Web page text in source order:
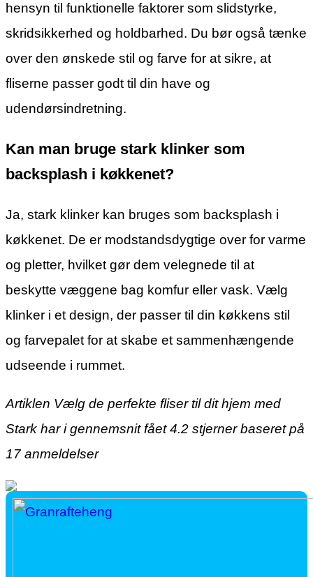
hensyn til funktionelle faktorer som slidstyrke,
skridsikkerhed og holdbarhed. Du bør også tænke
over den ønskede stil og farve for at sikre, at
fliserne passer godt til din have og
udendørsindretning.
Kan man bruge stark klinker som
backsplash i køkkenet?
Ja, stark klinker kan bruges som backsplash i
køkkenet. De er modstandsdygtige over for varme
og pletter, hvilket gør dem velegnede til at
beskytte væggene bag komfur eller vask. Vælg
klinker i et design, der passer til din køkkens stil
og farvepalet for at skabe et sammenhængende
udseende i rummet.
Artiklen Vælg de perfekte fliser til dit hjem med
Stark har i gennemsnit fået4.2 stjerner baseret på
17 anmeldelser